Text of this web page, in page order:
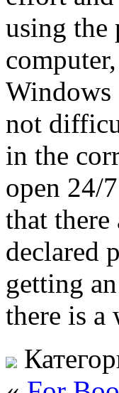
using the
Windows
not
in the
open 24/
that
declared
getting
there is a